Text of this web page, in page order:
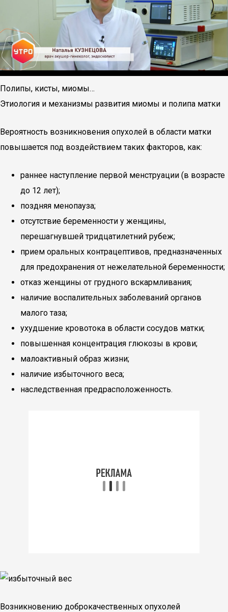
Полипы, кисты, миомы…
Этиология и механизмы развития миомы и полипа матки
Вероятность возникновения опухолей в области матки
повышается под воздействием таких факторов, как:
раннее наступление первой менструации (в возрасте
до 12 лет);
поздняя менопауза;
отсутствие беременности у женщины,
перешагнувшей тридцатилетний рубеж;
прием оральных контрацептивов, предназначенных
для предохранения от нежелательной беременности;
отказ женщины от грудного вскармливания;
наличие воспалительных заболеваний органов
малого таза;
ухудшение кровотока в области сосудов матки;
повышенная концентрация глюкозы в крови;
малоактивный образ жизни;
наличие избыточного веса;
наследственная предрасположенность.
Возникновению доброкачественных опухолей